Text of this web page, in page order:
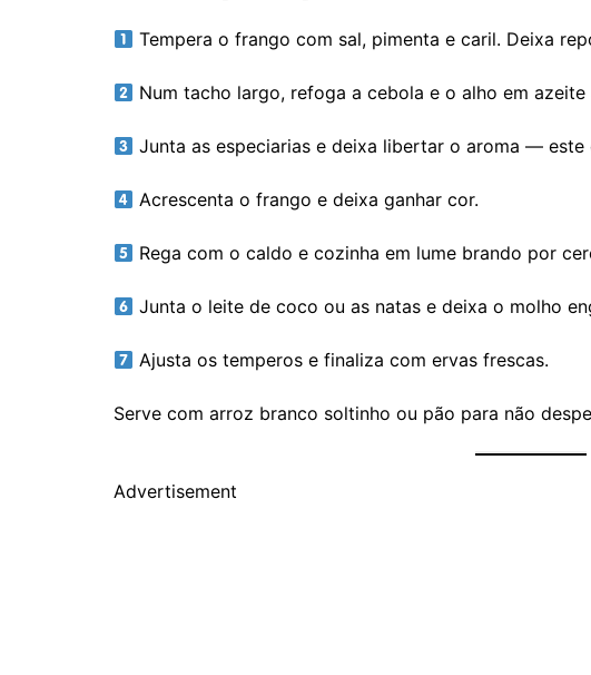
Tempera o frango com sal, pimenta e caril. Deixa
Num tacho largo, refoga a cebola e o alho em
Junta as especiarias e deixa libertar o aroma — este
Acrescenta o frango e deixa ganhar cor.
Rega com o caldo e cozinha em lume brando por
Junta o leite de coco ou as natas e deixa o molho
Ajusta os temperos e finaliza com ervas frescas.
Serve com arroz branco soltinho ou pão para não
Advertisement